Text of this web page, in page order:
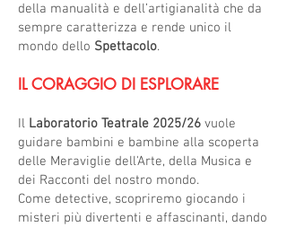
della manualità e dell’artigianalità che da
sempre caratterizza e rende unico il
mondo dello Spettacolo.
IL CORAGGIO DI ESPLORARE
Il Laboratorio Teatrale 2025/26 vuole
guidare bambini e bambine alla scoperta
delle Meraviglie dell'Arte, della Musica e
dei Racconti del nostro mondo.
Come detective, scopriremo giocando i
misteri più divertenti e affascinanti, dando